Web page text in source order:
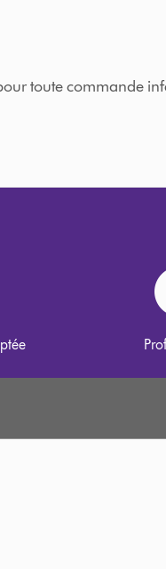
toute commande